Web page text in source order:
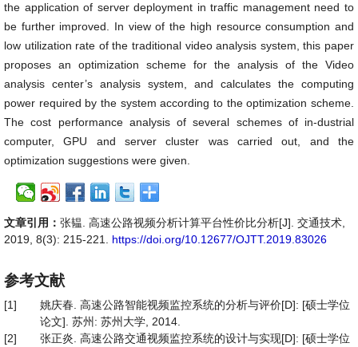
the application of server deployment in traffic management need to
be further improved. In view of the high resource consumption and
low utilization rate of the traditional video analysis system, this paper
proposes an optimization scheme for the analysis of the Video
analysis center’s analysis system, and calculates the computing
power required by the system according to the optimization scheme.
The cost performance analysis of several schemes of in-dustrial
computer, GPU and server cluster was carried out, and the
optimization suggestions were given.
文章引用： 张韫. 高速公路视频分析计算平台性价比分析[J]. 交通技术,
2019, 8(3): 215-221. https://doi.org/10.12677/OJTT.2019.83026
参考文献
[1]
姚庆春. 高速公路智能视频监控系统的分析与评价[D]: [硕士学位
论文]. 苏州: 苏州大学, 2014.
[2]
张正炎. 高速公路交通视频监控系统的设计与实现[D]: [硕士学位